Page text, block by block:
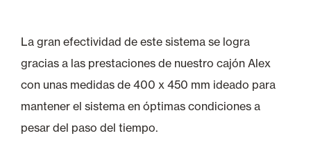
La gran efectividad de este sistema se logra
gracias a las prestaciones de nuestro cajón Alex
con unas medidas de 400 x 450 mm ideado para
mantener el sistema en óptimas condiciones a
pesar del paso del tiempo.